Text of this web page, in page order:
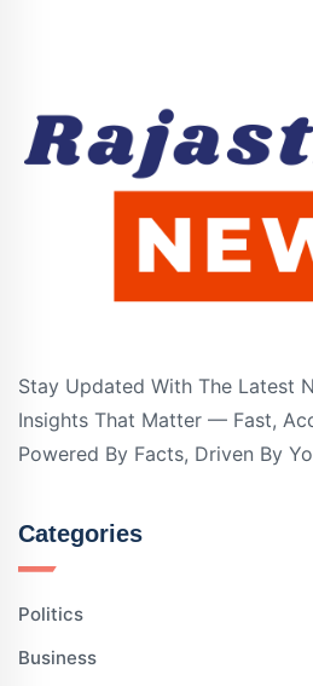
Stay Updated With The Latest
Insights That Matter — Fast,
Powered By Facts, Driven By
Categories
Politics
Business